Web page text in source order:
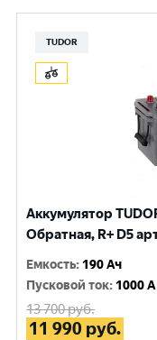
TUDOR
Аккумулятор
Обратная, R+ D5
Емкость: 190 Ач
Пусковой ток: 1000 A
13 700руб.
11 990 руб.